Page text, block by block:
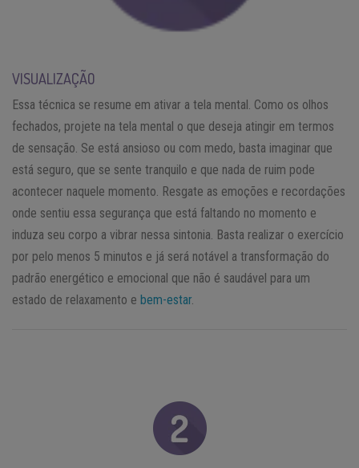
VISUALIZAÇÃO
Essa técnica se resume em ativar a tela mental. Como os olhos
fechados, projete na tela mental o que deseja atingir em termos
de sensação. Se está ansioso ou com medo, basta imaginar que
está seguro, que se sente tranquilo e que nada de ruim pode
acontecer naquele momento. Resgate as emoções e recordações
onde sentiu essa segurança que está faltando no momento e
induza seu corpo a vibrar nessa sintonia. Basta realizar o exercício
por pelo menos 5 minutos e já será notável a transformação do
padrão energético e emocional que não é saudável para um
estado de relaxamento e bem-estar.